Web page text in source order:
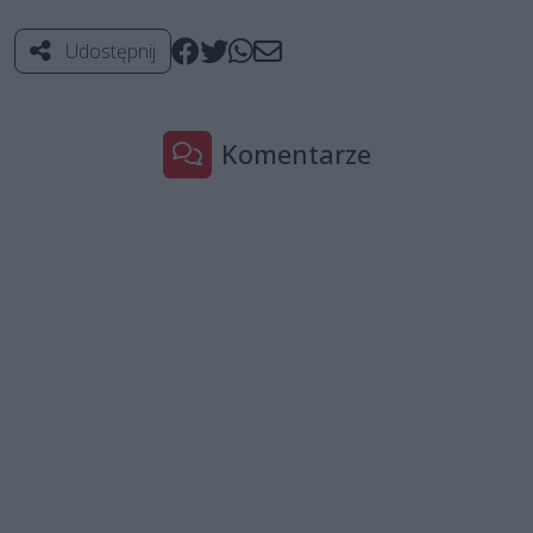
Udostępnij
Komentarze